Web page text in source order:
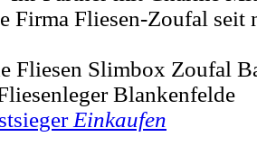
Firma Fliesen-Zoufal seit
Fliesen Slimbox Zoufal
Blankenfelde
Einkaufen